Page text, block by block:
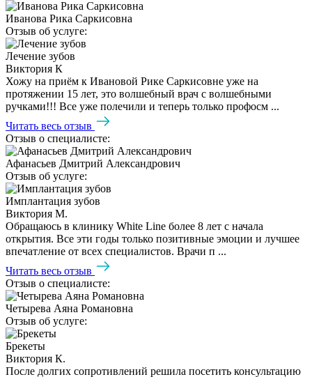
Иванова Рика Саркисовна
Отзыв об услуге:
Лечение зубов
Виктория К
Хожу на приём к Ивановой Рике Саркисовне уже на
протяжении 15 лет, это волшебный врач с волшебными
ручками!!! Все уже полечили и теперь только профосм ...
Читать весь отзыв
Отзыв о специалисте:
Афанасьев Дмитрий Александрович
Отзыв об услуге:
Имплантация зубов
Виктория М.
Обращаюсь в клинику White Line более 8 лет с начала
открытия. Все эти годы только позитивные эмоции и лучшее
впечатление от всех специалистов. Врачи п ...
Читать весь отзыв
Отзыв о специалисте:
Четырева Аяна Романовна
Отзыв об услуге:
Брекеты
Виктория К.
После долгих сопротивлений решила посетить консультацию